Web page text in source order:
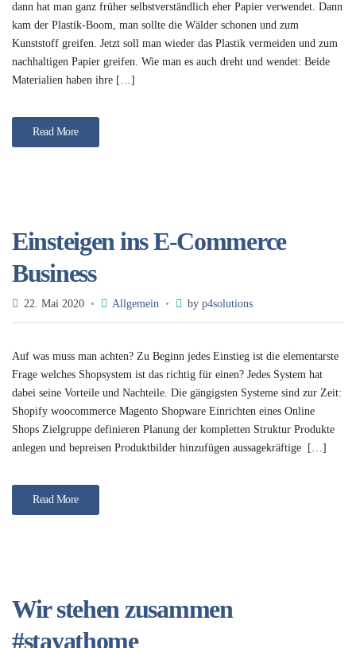
dann hat man ganz früher selbstverständlich eher Papier verwendet. Dann
kam der Plastik-Boom, man sollte die Wälder schonen und zum
Kunststoff greifen. Jetzt soll man wieder das Plastik vermeiden und zum
nachhaltigen Papier greifen. Wie man es auch dreht und wendet: Beide
Materialien haben ihre […]
Read More
Einsteigen ins E-Commerce
Business
22. Mai 2020 Allgemein by p4solutions
Auf was muss man achten? Zu Beginn jedes Einstieg ist die elementarste
Frage welches Shopsystem ist das richtig für einen? Jedes System hat
dabei seine Vorteile und Nachteile. Die gängigsten Systeme sind zur Zeit:
Shopify woocommerce Magento Shopware Einrichten eines Online
Shops Zielgruppe definieren Planung der kompletten Struktur Produkte
anlegen und bepreisen Produktbilder hinzufügen aussagekräftige […]
Read More
Wir stehen zusammen
#stayathome